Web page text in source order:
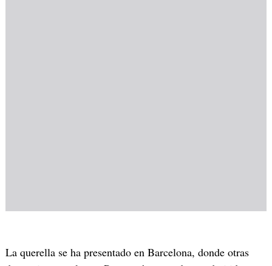
La querella se ha presentado en Barcelona, donde otras